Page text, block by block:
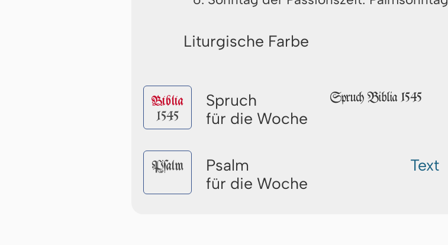
Liturgische Farbe
Biblia
1545
Spruch
für die Woche
Spruch Biblia 1545
Pſalm
Psalm
für die Woche
Text